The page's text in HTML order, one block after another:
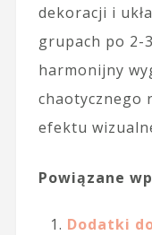
dekoracji i
grupach po 2-
harmonijny
chaotycznego
efektu
Powiązane
Dodatki